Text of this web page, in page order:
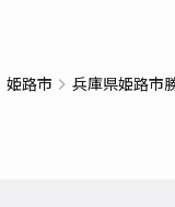
姫路市 兵庫県姫路市